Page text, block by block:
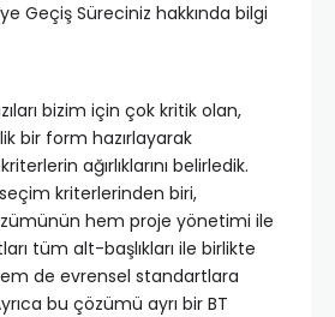
Geçiş Süreciniz hakkında bilgi
bizim için çok kritik olan,
bir form hazırlayarak
ağırlıklarını belirledik.
kriterlerinden biri,
hem proje yönetimi ile
tüm alt-başlıkları ile birlikte
de evrensel standartlara
bu çözümü ayrı bir BT